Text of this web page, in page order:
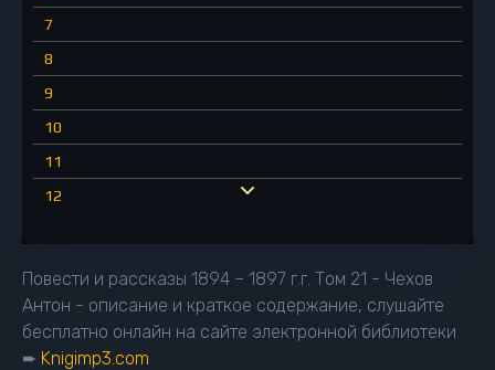
7
8
9
10
11
12
Повести и рассказы 1894 – 1897 г.г. Том 21 - Чехов
Антон - описание и краткое содержание, слушайте
бесплатно онлайн на сайте электронной библиотеки
➨ Knigimp3.com